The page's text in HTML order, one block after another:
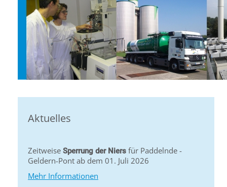
Aktuelles
Zeitweise Sperrung der Niers für Paddelnde -
Geldern-Pont ab dem 01. Juli 2026
Mehr Informationen